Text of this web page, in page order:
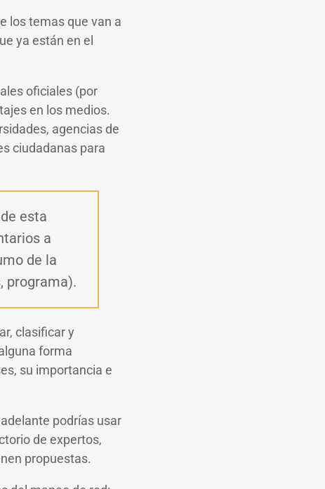
los temas que van a
ya están en el
oficiales (por
en los medios.
agencias de
ciudadanas para
esta
a
de la
programa).
clasificar y
forma
su importancia e
podrías usar
de expertos,
propuestas.